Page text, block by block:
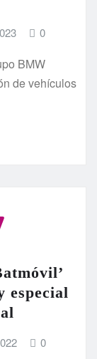
0
BMW
de vehículos
especial
0